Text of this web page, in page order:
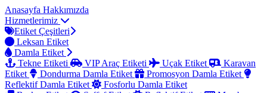
Anasayfa Hakkımızda
Hizmetlerimiz
Etiket Çeşitleri
Leksan Etiket
Damla Etiket
Tekne Etiketi
VIP Araç Etiketi Uçak Etiket
Karavan
Etiket
Dondurma Damla Etiket
Promosyon Damla Etiket
Reflektif Damla Etiket
Fosforlu Damla Etiket